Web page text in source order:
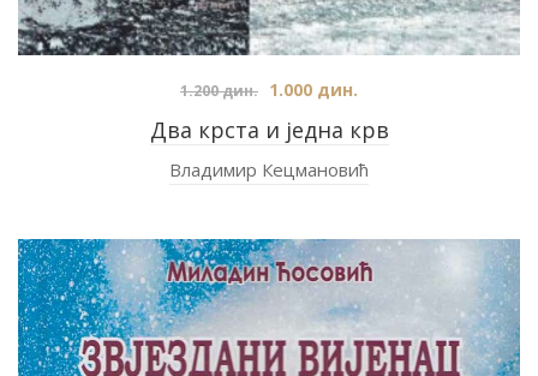
Два крста и једна крв
1.200дин. 1.000 дин.
Владимир Кецмановић